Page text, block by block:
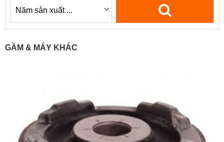
GẦM & MÁY KHÁC